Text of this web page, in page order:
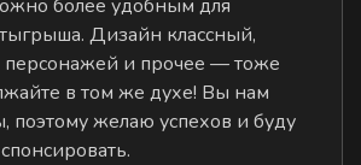
более удобным для
Дизайн классный,
персонажей и прочее — тоже
в том же духе! Вы нам
поэтому желаю успехов и буду